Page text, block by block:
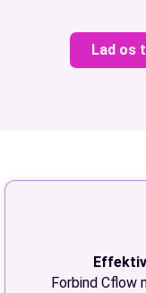
Lad os
Forbind Cflow